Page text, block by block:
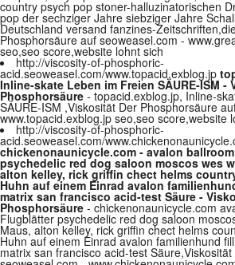
country psych pop stoner-halluzinatorischen
pop der sechziger Jahre siebziger Jahre
Deutschland versand fanzines-
Phosphorsäure auf seoweasel.com -
seo,seo score,website lohnt sich
http://viscosity-of-phosphoric-
acid.seoweasel.com/www.topacid.exblog.jp
Inline-skate Leben im Freien SÄURE-ISM -
Phosphorsäure - topacid.exblog.jp, Inline-
SÄURE-ISM ,Viskosität Der Phosphorsäure
www.topacid.exblog.jp seo,seo score,website
http://viscosity-of-phosphoric-
acid.seoweasel.com/
chickenonaunicycle.com - avalon
psychedelic red dog saloon moscos wes
alton kelley, rick griffin chect helms
Huhn auf einem Einrad avalon
matrix san francisco acid-test Säure -
Phosphorsäure - chickenonaunicycle.com
Flugblätter psychedelic red dog saloon
Maus, alton kelley, rick griffin chect helms
Huhn auf einem Einrad avalon familienhund
matrix san francisco acid-test